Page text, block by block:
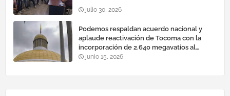
julio 30, 2026
Podemos respaldan acuerdo nacional y
aplaude reactivación de Tocoma con la
incorporación de 2.640 megavatios al
sistema eléctrico nacional
junio 15, 2026